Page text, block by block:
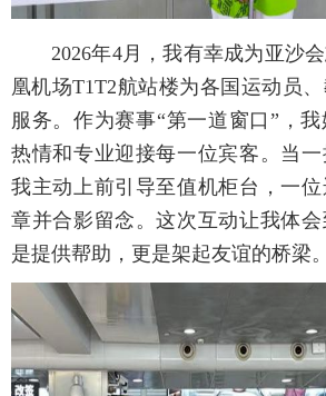
2026年4月，我有幸成为亚沙
凰机场T1T2航站楼为各国运动员、
服务。作为赛事“第一道窗口”，
热情和专业迎接每一位宾客。当一
我主动上前引导至值机柜台，一
章并合影留念。这次互动让我体
是提供帮助，更是架起友谊的桥梁。